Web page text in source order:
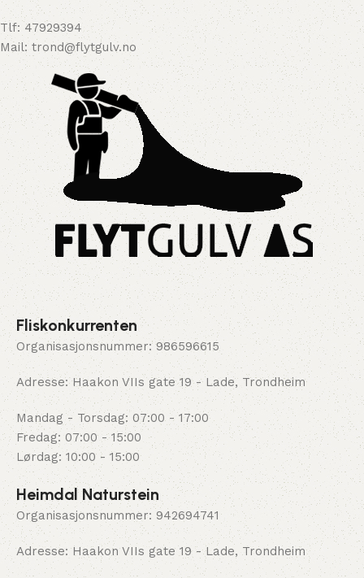
Tlf: 47929394
Mail: trond@flytgulv.no
Fliskonkurrenten
Organisasjonsnummer: 986596615
Adresse: Haakon VIIs gate 19 - Lade, Trondheim
Mandag - Torsdag: 07:00 - 17:00
Fredag: 07:00 - 15:00
Lørdag: 10:00 - 15:00
Heimdal Naturstein
Organisasjonsnummer: 942694741
Adresse: Haakon VIIs gate 19 - Lade, Trondheim